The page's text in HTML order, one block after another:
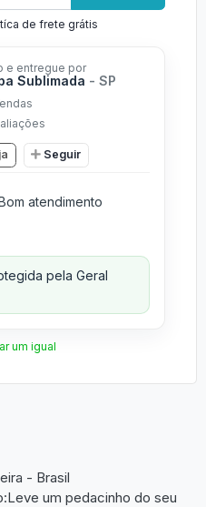
de frete grátis
e entregue por
Sublimada - SP
Seguir
atendimento
pela Geral
um igual
- Brasil
um pedacinho do seu